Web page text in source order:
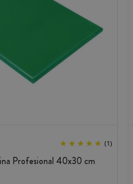
(1)
Profesional 40x30 cm